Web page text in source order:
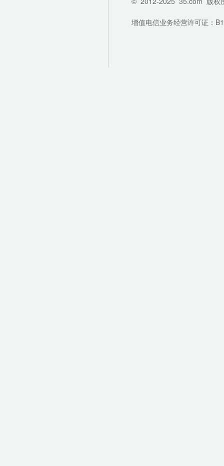
增值电信业务经营许可证：